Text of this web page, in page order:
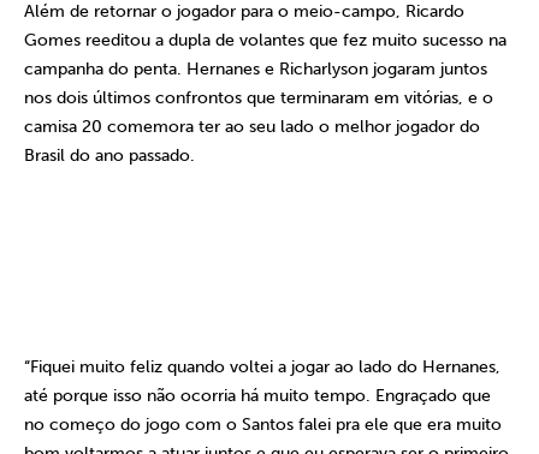
Além de retornar o jogador para o meio-campo, Ricardo
Gomes reeditou a dupla de volantes que fez muito sucesso na
campanha do penta. Hernanes e Richarlyson jogaram juntos
nos dois últimos confrontos que terminaram em vitórias, e o
camisa 20 comemora ter ao seu lado o melhor jogador do
Brasil do ano passado.
“Fiquei muito feliz quando voltei a jogar ao lado do Hernanes,
até porque isso não ocorria há muito tempo. Engraçado que
no começo do jogo com o Santos falei pra ele que era muito